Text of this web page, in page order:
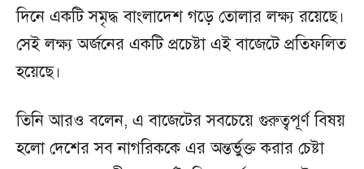
দিনে একটি সমৃদ্ধ বাংলাদেশ গড়ে তোলার লক্ষ্য রয়েছে।
সেই লক্ষ্য অর্জনের একটি প্রচেষ্টা এই বাজেটে প্রতিফলিত
হয়েছে।
তিনি আরও বলেন, এ বাজেটের সবচেয়ে গুরুত্বপূর্ণ বিষয়
হলো দেশের সব নাগরিককে এর অন্তর্ভুক্ত করার চেষ্টা